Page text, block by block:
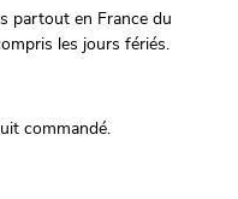
partout en France du
les jours fériés.
commandé.